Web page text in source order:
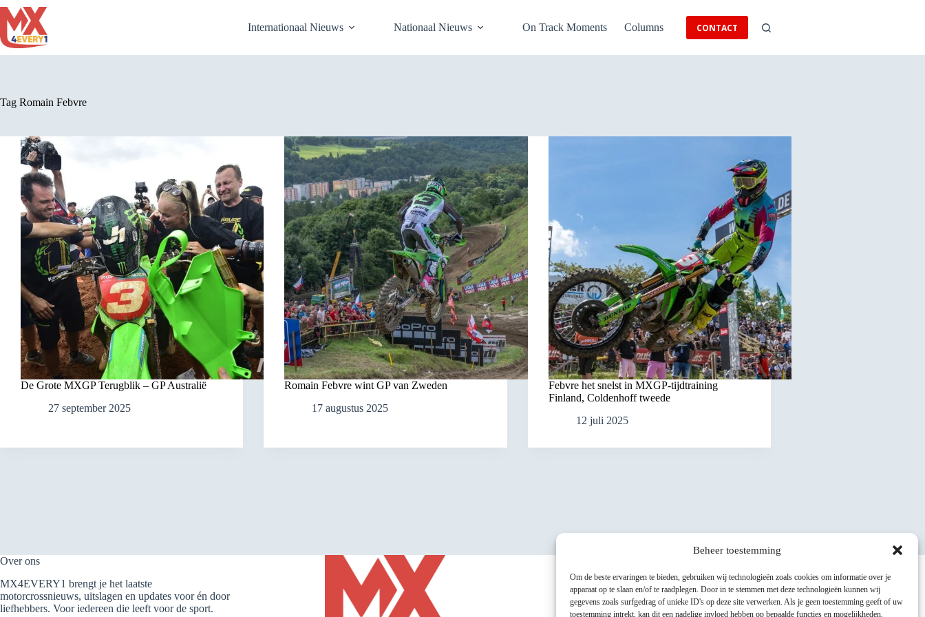
Beheer toestemming
Om de beste ervaringen te bieden, gebruiken wij technologieën zoals cookies om informatie over je
apparaat op te slaan en/of te raadplegen. Door in te stemmen met deze technologieën kunnen wij
gegevens zoals surfgedrag of unieke ID's op deze site verwerken. Als je geen toestemming geeft of uw
toestemming intrekt, kan dit een nadelige invloed hebben op bepaalde functies en mogelijkheden.
Ga
naar
inhoud
Internationaal Nieuws Nationaal Nieuws On Track Moments Columns CONTACT
Tag Romain Febvre
De Grote MXGP Terugblik – GP Australië
27 september 2025
Romain Febvre wint GP van Zweden
17 augustus 2025
Febvre het snelst in MXGP-tijdtraining
Finland, Coldenhoff tweede
12 juli 2025
Over ons
MX4EVERY1 brengt je het laatste
motorcrossnieuws, uitslagen en updates voor én door
liefhebbers. Voor iedereen die leeft voor de sport.